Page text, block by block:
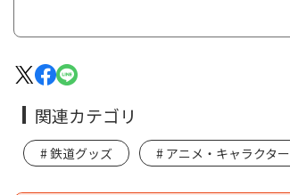
関連カテゴリ
鉄道グッズ アニメ・キャラクター